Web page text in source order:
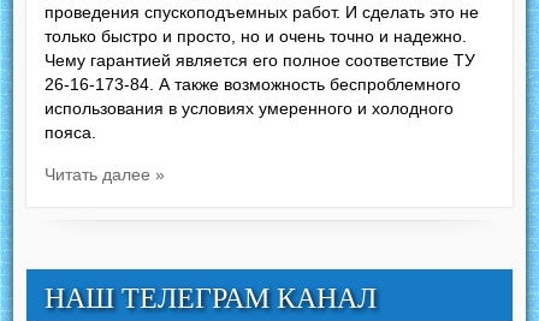
проведения спускоподъемных работ. И сделать это не
только быстро и просто, но и очень точно и надежно.
Чему гарантией является его полное соответствие ТУ
26-16-173-84. А также возможность беспроблемного
использования в условиях умеренного и холодного
пояса.
Читать далее »
НАШ ТЕЛЕГРАМ КАНАЛ